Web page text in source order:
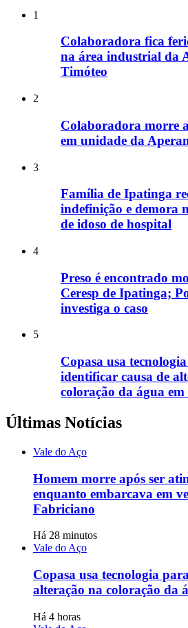
1
Colaboradora fica
na área industrial da
Timóteo
2
Colaboradora morre
em unidade da
3
Família de Ipatinga
indefinição e demora
de idoso de hospital
4
Preso é encontrado
Ceresp de Ipatinga;
investiga o caso
5
Copasa usa
identificar causa de
coloração da água
Últimas Notícias
Vale do Aço
Homem morre após ser
enquanto embarcava em
Fabriciano
Há 28 minutos
Vale do Aço
Copasa usa tecnologia
alteração na coloração da
Há 4 horas